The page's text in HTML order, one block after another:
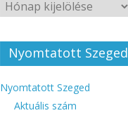
Nyomtatott Szeged
Nyomtatott Szeged
Aktuális szám